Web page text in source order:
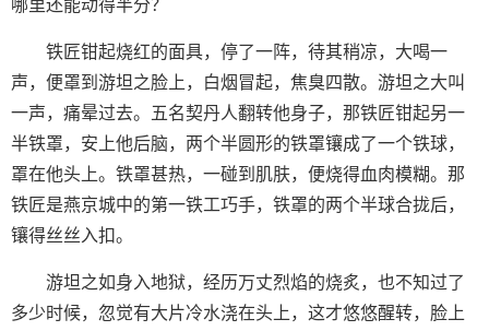
哪里还能动得半分？
铁匠钳起烧红的面具，停了一阵，待其稍凉，大喝一
声，便罩到游坦之脸上，白烟冒起，焦臭四散。游坦之大叫
一声，痛晕过去。五名契丹人翻转他身子，那铁匠钳起另一
半铁罩，安上他后脑，两个半圆形的铁罩镶成了一个铁球，
罩在他头上。铁罩甚热，一碰到肌肤，便烧得血肉模糊。那
铁匠是燕京城中的第一铁工巧手，铁罩的两个半球合拢后，
镶得丝丝入扣。
游坦之如身入地狱，经历万丈烈焰的烧炙，也不知过了
多少时候，忽觉有大片冷水浇在头上，这才悠悠醒转，脸上